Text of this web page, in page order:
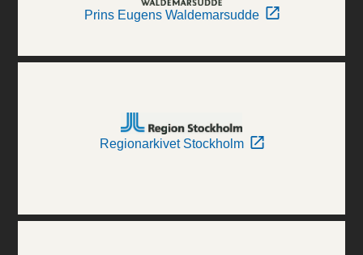
Prins Eugens Waldemarsudde
Regionarkivet Stockholm